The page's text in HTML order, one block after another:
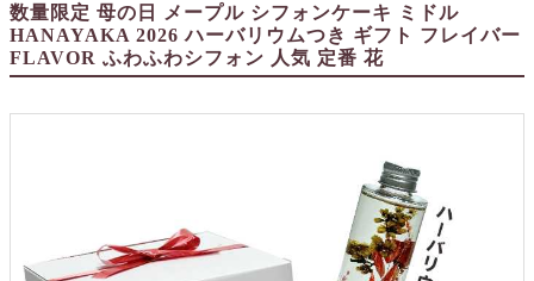
子育て卒業証書
引菓子
数量限定 母の日 メープル シフォンケーキ ミドル
HANAYAKA 2026 ハーバリウムつき ギフト フレイバー
FLAVOR ふわふわシフォン 人気 定番 花